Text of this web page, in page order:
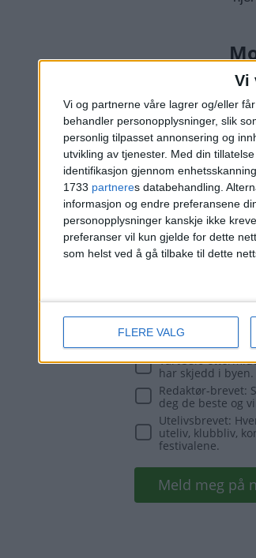
Vi
Vi og partnerne våre lagrer og/eller
behandler personopplysninger, slik
personlig tilpasset annonsering og
utvikling av tjenester. Med din
identifikasjon gjennom
1733 partneres databehandling.
informasjon og endre preferansene
personopplysninger kanskje ikke
preferanser vil kun gjelde for dette
som helst ved å gå tilbake til dette
FLERE VALG